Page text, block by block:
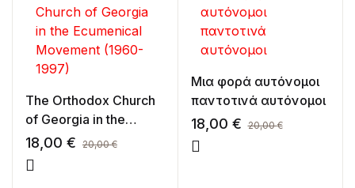
The Orthodox Church
of Georgia in the
Ecumenical Movement
(1960-1997)
18,00 € 20,00€
Μια φορά αυτόνομοι
παντοτινά αυτόνομοι
18,00 € 20,00€